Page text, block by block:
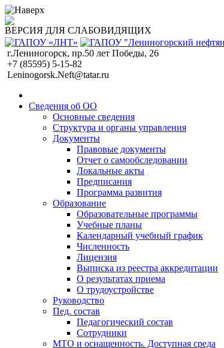
ВЕРСИЯ ДЛЯ СЛАБОВИДЯЩИХ
г.Лениногорск, пр.50 лет Победы, 26
+7 (85595) 5-15-82
Leninogorsk.Neft@tatar.ru
Сведения об ОО
Основные сведения
Структура и органы управления
Документы
Правовые документы
Отчет о самообследовании
Локальные акты
Предписания
Программа развития
Образование
Образовательные программы
Учебные планы
Календарный учебный график
Численность
Лицензия
Выписка из реестра аккредитации
О результатах приема
О трудоустройстве
Руководство
Пед. состав
Педагогический состав
Сотрудники
МТО и оснащенность. Доступная среда